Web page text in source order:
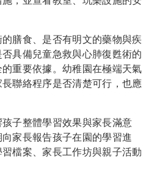
膳食、是否有明文的藥物與疾
具備兒童急救與心肺復甦術的
重要依據。幼稚園在極端天氣
聯絡程序是否清楚可行，也應
子整體學習效果與家長滿意
家長報告孩子在園的學習進
檔案、家長工作坊與親子活動